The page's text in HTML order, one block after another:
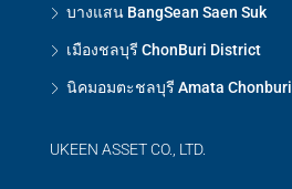
บางแสน BangSean Saen Suk
เมืองชลบุรี ChonBuri District
นิคมอมตะชลบุรี Amata Chonburi
UKEEN ASSET CO., LTD.